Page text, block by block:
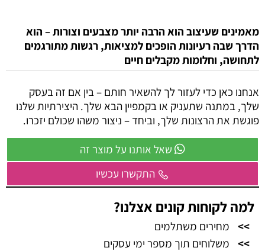
מאמינים שעיצוב הוא הרבה יותר מצבעים וצורות – הוא
הדרך שבה רעיונות הופכים למציאות, רגשות מתורגמים
לתחושה, וחלומות מקבלים חיים
אנחנו כאן כדי לעזור לך להשאיר חותם – בין אם זה בעסק
שלך, במתנה שתעניק או בקמפיין הבא שלך. היצירתיות שלנו
פוגשת את הרצונות שלך, וביחד – ניצור משהו שכולם יזכרו.
שאל אותנו על מוצר זה
התקשרו עכשיו
למה לקוחות קונים אצלנו?
>>
מחירים משתלמים
>>
משלוחים תוך מספר ימי עסקים